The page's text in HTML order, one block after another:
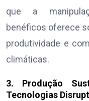
que a
benéficos oferece
produtividade e
climáticas.
3. Produção
Tecnologias